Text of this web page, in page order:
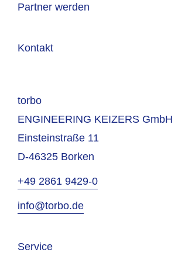
Partner werden
Kontakt
torbo
ENGINEERING KEIZERS GmbH
Einsteinstraße 11
D-46325 Borken
+49 2861 9429-0
info@torbo.de
Service